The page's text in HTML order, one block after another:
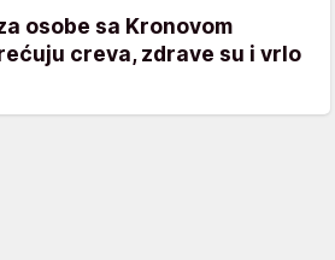
osobe sa Kronovom
creva, zdrave su i vrlo